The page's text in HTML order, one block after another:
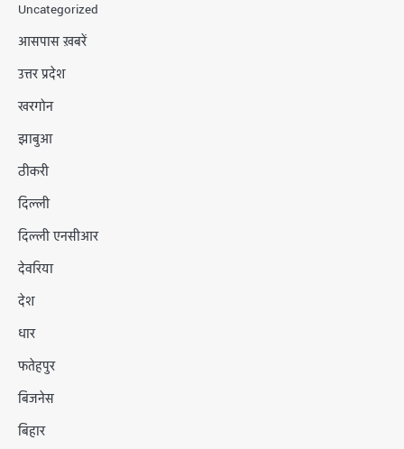
Uncategorized
आसपास ख़बरें
उत्तर प्रदेश
खरगोन
झाबुआ
ठीकरी
दिल्ली
दिल्ली एनसीआर
देवरिया
देश
धार
फतेहपुर
बिजनेस
बिहार